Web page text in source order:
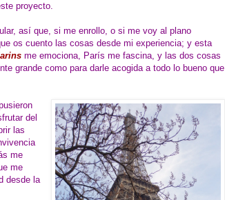
proyecto.
así que, si me enrollo, o si me voy al plano
os cuento las cosas desde mi experiencia; y esta
me emociona, París me fascina, y las dos cosas
grande como para darle acogida a todo lo bueno que
del
las
me
me
desde la